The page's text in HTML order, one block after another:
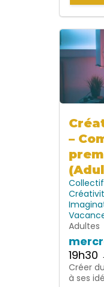
–
Collectif
Adultes
19h30
Créer
à ses